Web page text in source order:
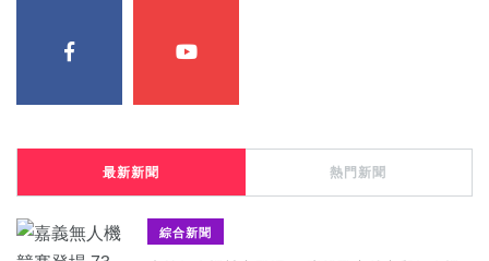
最新新聞 熱門新聞
綜合新聞